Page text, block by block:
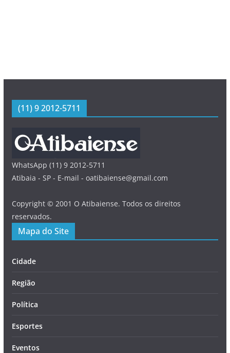
(11) 9 2012-5711
WhatsApp (11) 9 2012-5711
Atibaia - SP - E-mail - oatibaiense@gmail.com
Copyright © 2001 O Atibaiense. Todos os direitos
reservados.
Mapa do Site
Cidade
Região
Política
Esportes
Eventos